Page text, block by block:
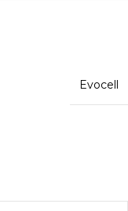
Evocell